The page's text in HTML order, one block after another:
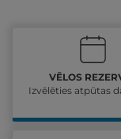
VĒLOS
Izvēlēties atpūtas